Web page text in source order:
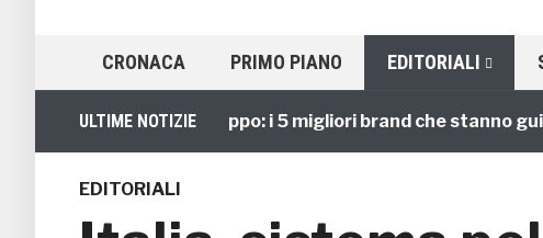
CRONACA PRIMO PIANO EDITORIALI
ULTIME NOTIZIE
Viaggi di Gruppo: i 5 migliori brand che stanno
EDITORIALI